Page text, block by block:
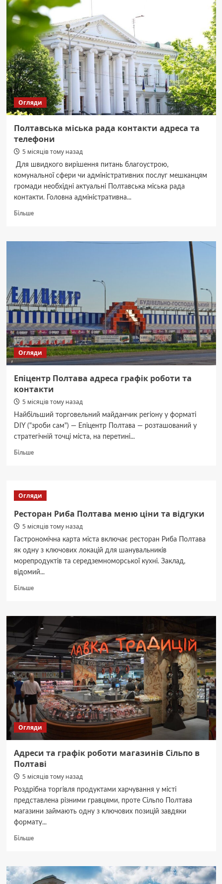
роботи
ТРЦ
Екватор
у
Полтаві
Огляди
Полтавська міська рада контакти адреса та
телефони
5 місяців тому назад
Для швидкого вирішення питань благоустрою,
комунальної сфери чи адміністративних послуг мешканцям
громади необхідні актуальні Полтавська міська рада
контакти. Головна адміністративна...
БільшеДокладніше
міська
телефони
Огляди
Епіцентр Полтава адреса графік роботи та
контакти
5 місяців тому назад
Найбільший торговельний майданчик регіону у форматі
DIY ("зроби сам") — Епіцентр Полтава — розташований у
стратегічній точці міста, на перетині...
БільшеДокладніше
графік
та
контакти
Огляди
Ресторан Риба Полтава меню ціни та відгуки
5 місяців тому назад
Гастрономічна карта міста включає ресторан Риба Полтава
як одну з ключових локацій для шанувальників
морепродуктів та середземноморської кухні. Заклад,
відомий...
БільшеДокладніше
Риба
Полтава
меню
ціни
та
відгуки
Огляди
Адреси та графік роботи магазинів Сільпо в
Полтаві
5 місяців тому назад
Роздрібна торгівля продуктами харчування у місті
представлена різними гравцями, проте Сільпо Полтава
магазини займають одну з ключових позицій завдяки
формату...
БільшеДокладніше
та
графік